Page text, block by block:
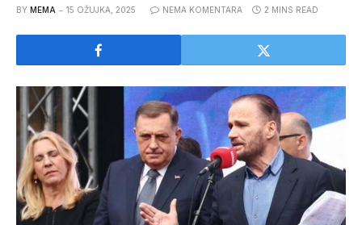
BY MEMA 15 OŽUJKA, 2025 NEMA KOMENTARA 2 MINS READ